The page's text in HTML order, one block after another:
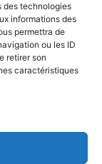
des technologies
informations des
permettra de
ou les ID
retirer son
caractéristiques